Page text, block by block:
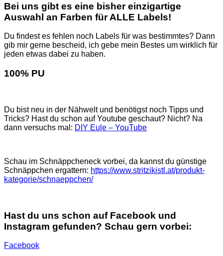
Bei uns gibt es eine bisher einzigartige
Auswahl an Farben für ALLE Labels!
Du findest es fehlen noch Labels für was bestimmtes? Dann
gib mir gerne bescheid, ich gebe mein Bestes um wirklich für
jeden etwas dabei zu haben.
100% PU
Du bist neu in der Nähwelt und benötigst noch Tipps und
Tricks? Hast du schon auf Youtube geschaut? Nicht? Na
dann versuchs mal: DIY Eule – YouTube
Schau im Schnäppcheneck vorbei, da kannst du günstige
Schnäppchen ergattern: https://www.stritzikistl.at/produkt-
kategorie/schnaeppchen/
Hast du uns schon auf Facebook und
Instagram gefunden? Schau gern vorbei:
Facebook